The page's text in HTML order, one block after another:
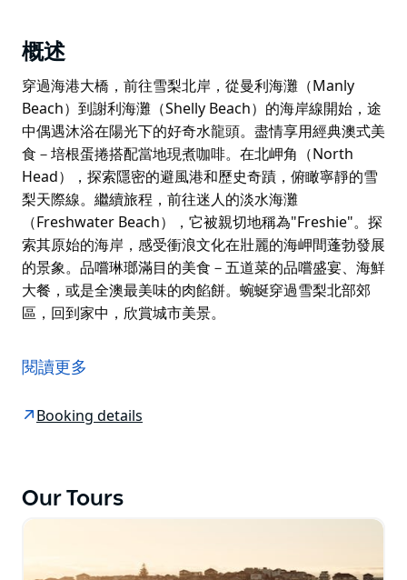
概述
穿過海港大橋，前往雪梨北岸，從曼利海灘（Manly
Beach）到謝利海灘（Shelly Beach）的海岸線開始，途
中偶遇沐浴在陽光下的好奇水龍頭。盡情享用經典澳式美
食－培根蛋捲搭配當地現煮咖啡。在北岬角（North
Head），探索隱密的避風港和歷史奇蹟，俯瞰寧靜的雪
梨天際線。繼續旅程，前往迷人的淡水海灘
（Freshwater Beach），它被親切地稱為"Freshie"。探
索其原始的海岸，感受衝浪文化在壯麗的海岬間蓬勃發展
的景象。品嚐琳瑯滿目的美食－五道菜的品嚐盛宴、海鮮
大餐，或是全澳最美味的肉餡餅。蜿蜒穿過雪梨北部郊
區，回到家中，欣賞城市美景。
Beach）到謝利海灘（Shelly Beach）的海岸線開始，途
中偶遇沐浴在陽光下的好奇水龍頭。盡情享用經典澳式美
Head），探索隱密的避風港和歷史奇蹟，俯瞰寧靜的雪
索其原始的海岸，感受衝浪文化在壯麗的海岬間蓬勃發展
的景象。品嚐琳瑯滿目的美食－五道菜的品嚐盛宴、海鮮
區，回到家中，欣賞城市美景。
閱讀更多
Booking details
Our Tours